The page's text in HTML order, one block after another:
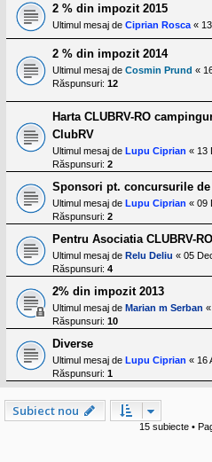
2 % din impozit 2015
Ultimul mesaj de Ciprian Rosca «
2 % din impozit 2014
Ultimul mesaj de Cosmin Prund «
Răspunsuri: 12
Harta CLUBRV-RO
ClubRV
Ultimul mesaj de Lupu Ciprian « 13
Răspunsuri: 2
Sponsori pt. concursurile
Ultimul mesaj de Lupu Ciprian « 09
Răspunsuri: 2
Pentru Asociatia CLUBRV-RO
Ultimul mesaj de Relu Deliu « 05
Răspunsuri: 4
2% din impozit 2013
Ultimul mesaj de Marian m Serban «
Răspunsuri: 10
Diverse
Ultimul mesaj de Lupu Ciprian « 16
Răspunsuri: 1
Subiect nou
15 subiecte •